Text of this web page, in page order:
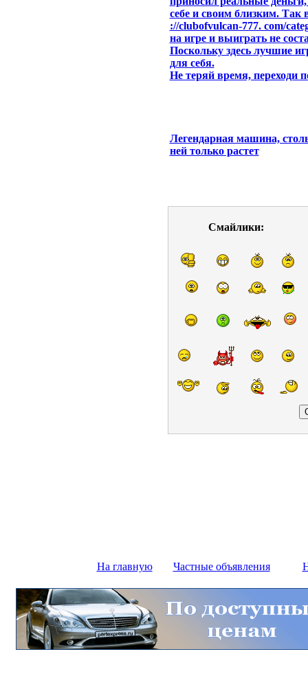
себе и своим близким. Так
://clubofvulcan-777. com/
на игре и выиграть не
Поскольку здесь лучшие
для себя.
Не теряй время, переходи
Легендарная машина,
ней только растет
Смайлики:
На главную Частные объявления